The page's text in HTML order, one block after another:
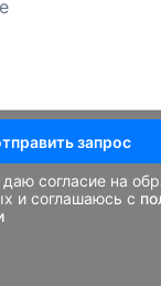
запрос
согласие на
и соглашаюсь с